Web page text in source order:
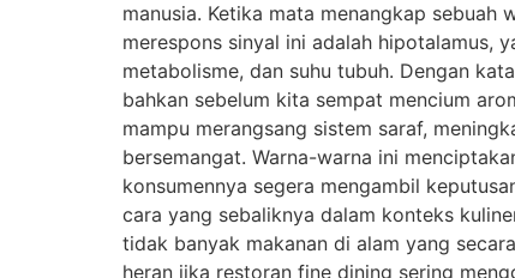
manusia. Ketika mata menangkap
merespons sinyal ini adalah hipotalamus,
metabolisme, dan suhu tubuh. Dengan
bahkan sebelum kita sempat mencium
mampu merangsang sistem saraf,
bersemangat. Warna-warna ini
konsumennya segera mengambil
cara yang sebaliknya dalam konteks
tidak banyak makanan di alam yang
heran jika restoran fine dining sering